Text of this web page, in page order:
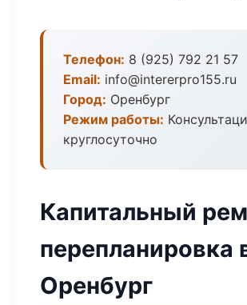
Телефон: 8 (925) 792 21 57
Email: info@intererpro155.ru
Город: Оренбург
Режим работы:
круглосуточно
Капитальный
перепланировка
Оренбург